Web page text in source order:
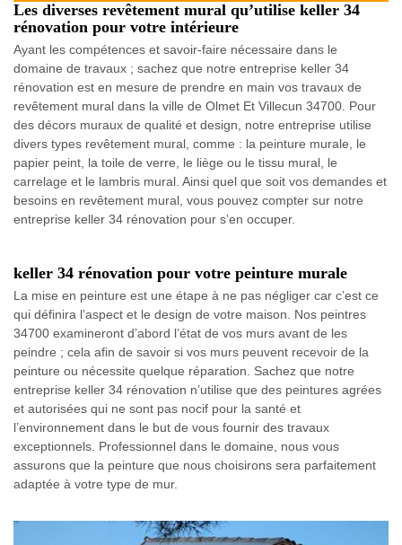
Les diverses revêtement mural qu’utilise keller 34
rénovation pour votre intérieure
Ayant les compétences et savoir-faire nécessaire dans le
domaine de travaux ; sachez que notre entreprise keller 34
rénovation est en mesure de prendre en main vos travaux de
revêtement mural dans la ville de Olmet Et Villecun 34700. Pour
des décors muraux de qualité et design, notre entreprise utilise
divers types revêtement mural, comme : la peinture murale, le
papier peint, la toile de verre, le liège ou le tissu mural, le
carrelage et le lambris mural. Ainsi quel que soit vos demandes et
besoins en revêtement mural, vous pouvez compter sur notre
entreprise keller 34 rénovation pour s’en occuper.
keller 34 rénovation pour votre peinture murale
La mise en peinture est une étape à ne pas négliger car c’est ce
qui définira l’aspect et le design de votre maison. Nos peintres
34700 examineront d’abord l’état de vos murs avant de les
peindre ; cela afin de savoir si vos murs peuvent recevoir de la
peinture ou nécessite quelque réparation. Sachez que notre
entreprise keller 34 rénovation n’utilise que des peintures agrées
et autorisées qui ne sont pas nocif pour la santé et
l’environnement dans le but de vous fournir des travaux
exceptionnels. Professionnel dans le domaine, nous vous
assurons que la peinture que nous choisirons sera parfaitement
adaptée à votre type de mur.